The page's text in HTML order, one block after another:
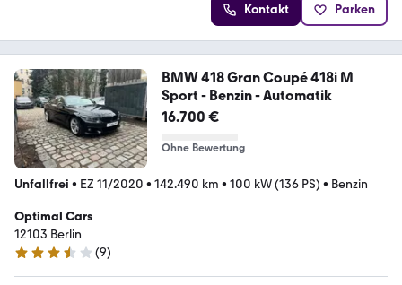
Kontakt Parken
BMW 418 Gran Coupé 418i M
Sport - Benzin - Automatik
16.700 €
Ohne Bewertung
Unfallfrei • EZ 11/2020 • 142.490 km • 100 kW (136 PS) • Benzin
Optimal Cars
12103 Berlin
3.5 Sterne
(9)